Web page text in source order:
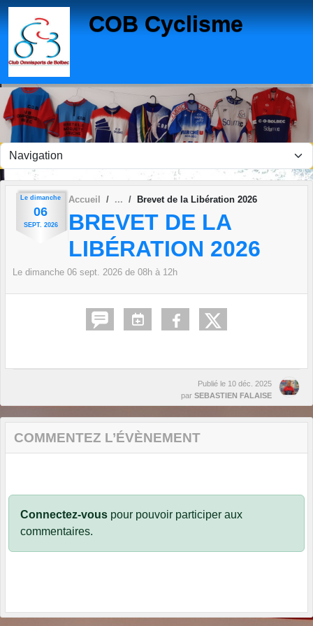
COB Cyclisme
Le dimanche
06
SEPT. 2026
Accueil Brevet de la Libération 2026
BREVET DE LA
LIBÉRATION 2026
Le dimanche 06 sept. 2026 de 08h à 12h
Publié le 10 déc. 2025
par SEBASTIEN FALAISE
COMMENTEZ L’ÉVÈNEMENT
Connectez-vous pour pouvoir participer aux
commentaires.
Panneau de gestion des cookies